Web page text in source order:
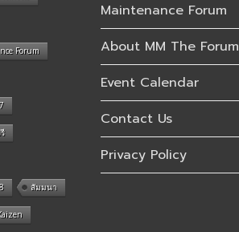
Forum
สัมมนา
Maintenance Forum
About MM The Forum
Event Calendar
Contact Us
Privacy Policy